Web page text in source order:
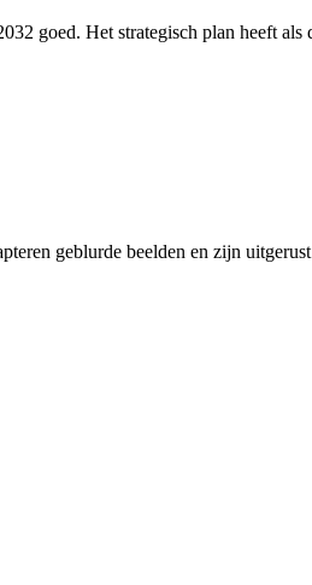
goed. Het strategisch plan heeft
geblurde beelden en zijn